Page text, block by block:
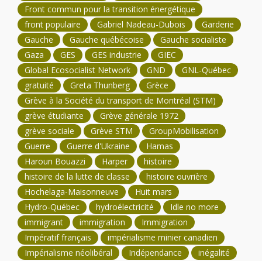
Front commun pour la transition énergétique
front populaire
Gabriel Nadeau-Dubois
Garderie
Gauche
Gauche québécoise
Gauche socialiste
Gaza
GES GES industrie
GIEC
Global Ecosocialist Network
GND
GNL-Québec
gratuité
Greta Thunberg
Grèce
Grève à la Société du transport de Montréal (STM)
grève étudiante
Grève générale 1972
grève sociale
Grève STM
GroupMobilisation
Guerre
Guerre d'Ukraine
Hamas
Haroun Bouazzi
Harper
histoire
histoire de la lutte de classe
histoire ouvrière
Hochelaga-Maisonneuve
Huit mars
Hydro-Québec
hydroélectricité
Idle no more
immigrant
immigration
Immigration
Impératif français
impérialisme minier canadien
Impérialisme néolibéral
Indépendance
inégalité